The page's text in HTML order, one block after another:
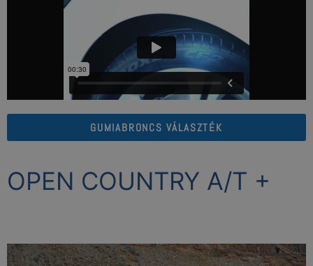
GUMIABRONCS VÁLASZTÉK
OPEN COUNTRY A/T +